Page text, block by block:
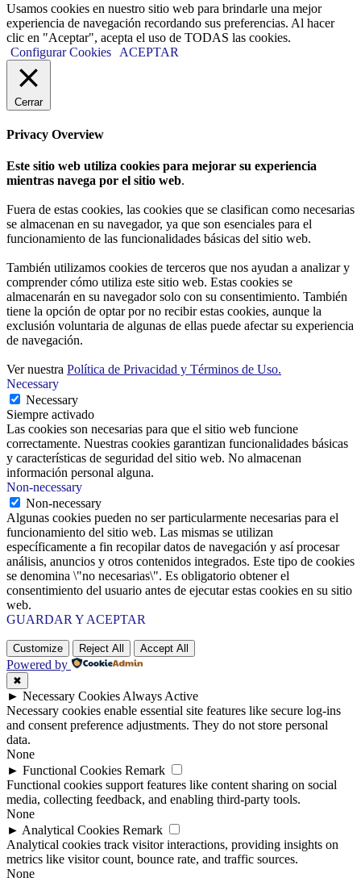
Usamos cookies en nuestro sitio web para brindarle una mejor
experiencia de navegación recordando sus preferencias. Al hacer
clic en "Aceptar", acepta el uso de TODAS las cookies.
Configurar Cookies
ACEPTAR
Cerrar
Privacy Overview
Este sitio web utiliza cookies para mejorar su experiencia
mientras navega por el sitio web.
Fuera de estas cookies, las cookies que se clasifican como necesarias
se almacenan en su navegador, ya que son esenciales para el
funcionamiento de las funcionalidades básicas del sitio web.
También utilizamos cookies de terceros que nos ayudan a analizar y
comprender cómo utiliza este sitio web. Estas cookies se
almacenarán en su navegador solo con su consentimiento. También
tiene la opción de optar por no recibir estas cookies, aunque la
exclusión voluntaria de algunas de ellas puede afectar su experiencia
de navegación.
Ver nuestra Política de Privacidad y Términos de Uso.
Necessary
Necessary
Siempre activado
Las cookies son necesarias para que el sitio web funcione
correctamente. Nuestras cookies garantizan funcionalidades básicas
y características de seguridad del sitio web. No almacenan
información personal alguna.
Non-necessary
Non-necessary
Algunas cookies pueden no ser particularmente necesarias para el
funcionamiento del sitio web. Las mismas se utilizan
específicamente a fin recopilar datos de navegación y así procesar
análisis, anuncios y otros contenidos integrados. Este tipo de cookies
se denomina \"no necesarias\". Es obligatorio obtener el
consentimiento del usuario antes de ejecutar estas cookies en su sitio
web.
GUARDAR Y ACEPTAR
Customize Reject All Accept All
Powered by
✖
► Necessary CookiesAlways Active
Necessary cookies enable essential site features like secure log-ins
and consent preference adjustments. They do not store personal
data.
None
► Functional Cookies Remark
Functional cookies support features like content sharing on social
media, collecting feedback, and enabling third-party tools.
None
► Analytical Cookies Remark
Analytical cookies track visitor interactions, providing insights on
metrics like visitor count, bounce rate, and traffic sources.
None